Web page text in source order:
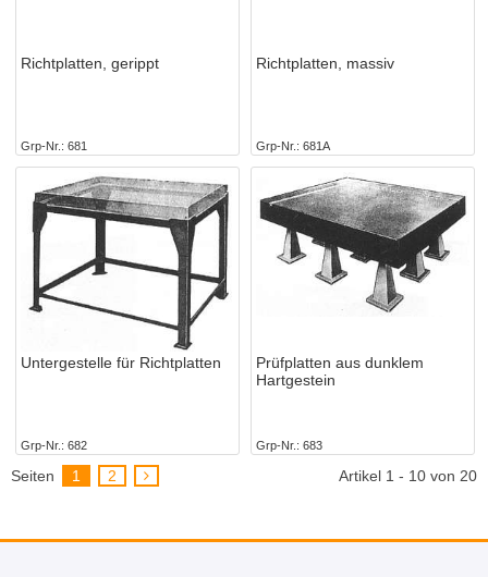
Richtplatten, gerippt
Grp-Nr. 681
Richtplatten, massiv
Grp-Nr. 681A
Untergestelle für Richtplatten
Grp-Nr. 682
Prüfplatten aus dunklem
Hartgestein
Grp-Nr. 683
Seiten 1 2 Artikel 1 - 10 von 20